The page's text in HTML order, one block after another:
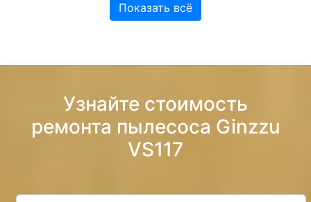
Показать всё
Узнайте стоимость
ремонта пылесоса Ginzzu
VS117